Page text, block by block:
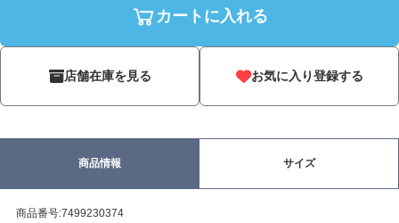
カートに入れる
店舗在庫を見る お気に入り登録する
商品情報 サイズ
商品番号:7499230374